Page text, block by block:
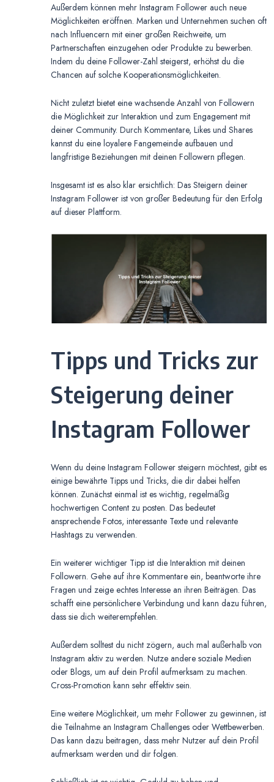
Außerdem können mehr Instagram Follower auch neue
Möglichkeiten eröffnen. Marken und Unternehmen suchen oft
nach Influencern mit einer großen Reichweite, um
Partnerschaften einzugehen oder Produkte zu bewerben.
Indem du deine Follower-Zahl steigerst, erhöhst du die
Chancen auf solche Kooperationsmöglichkeiten.
Nicht zuletzt bietet eine wachsende Anzahl von Followern
die Möglichkeit zur Interaktion und zum Engagement mit
deiner Community. Durch Kommentare, Likes und Shares
kannst du eine loyalere Fangemeinde aufbauen und
langfristige Beziehungen mit deinen Followern pflegen.
Insgesamt ist es also klar ersichtlich: Das Steigern deiner
Instagram Follower ist von großer Bedeutung für den Erfolg
auf dieser Plattform.
Tipps und Tricks zur
Steigerung deiner
Instagram Follower
Wenn du deine Instagram Follower steigern möchtest, gibt es
einige bewährte Tipps und Tricks, die dir dabei helfen
können. Zunächst einmal ist es wichtig, regelmäßig
hochwertigen Content zu posten. Das bedeutet
ansprechende Fotos, interessante Texte und relevante
Hashtags zu verwenden.
Ein weiterer wichtiger Tipp ist die Interaktion mit deinen
Followern. Gehe auf ihre Kommentare ein, beantworte ihre
Fragen und zeige echtes Interesse an ihren Beiträgen. Das
schafft eine persönlichere Verbindung und kann dazu führen,
dass sie dich weiterempfehlen.
Außerdem solltest du nicht zögern, auch mal außerhalb von
Instagram aktiv zu werden. Nutze andere soziale Medien
oder Blogs, um auf dein Profil aufmerksam zu machen.
Cross-Promotion kann sehr effektiv sein.
Eine weitere Möglichkeit, um mehr Follower zu gewinnen, ist
die Teilnahme an Instagram Challenges oder Wettbewerben.
Das kann dazu beitragen, dass mehr Nutzer auf dein Profil
aufmerksam werden und dir folgen.